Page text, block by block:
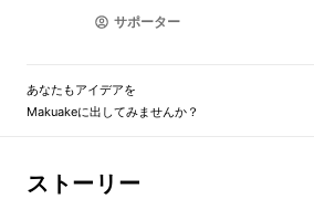
サポーター
あなたもアイデアを
Makuakeに出してみませんか？
ストーリー